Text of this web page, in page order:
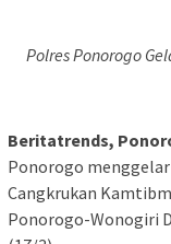
Polres Ponorogo
Beritatrends,
Ponorogo menggelar
Cangkrukan
Ponorogo-Wonogiri